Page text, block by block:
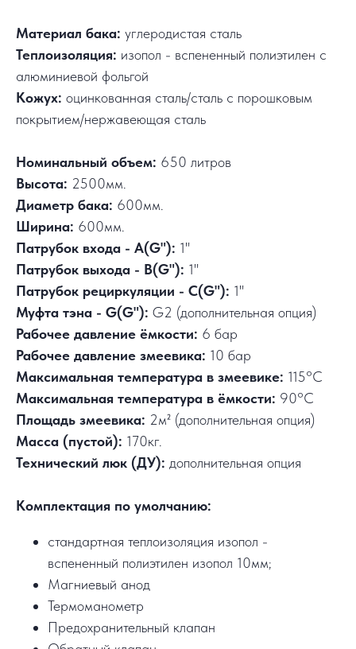
Материал бака: углеродистая сталь
Теплоизоляция: изопол - вспененный полиэтилен с
алюминиевой фольгой
Кожух: оцинкованная сталь/сталь с порошковым
покрытием/нержавеющая сталь
Номинальный объем: 650 литров
Высота: 2500мм.
Диаметр бака: 600мм.
Ширина: 600мм.
Патрубок входа - А(G"): 1"
Патрубок выхода - В(G"): 1"
Патрубок рециркуляции - С(G"): 1"
Муфта тэна - G(G"): G2 (дополнительная опция)
Рабочее давление ёмкости: 6 бар
Рабочее давление змеевика: 10 бар
Максимальная температура в змеевике: 115°C
Максимальная температура в ёмкости: 90°C
Площадь змеевика: 2м² (дополнительная опция)
Масса (пустой): 170кг.
Технический люк (ДУ): дополнительная опция
Комплектация по умолчанию:
стандартная теплоизоляция изопол -
вспененный полиэтилен изопол 10мм;
Магниевый анод
Термоманометр
Предохранительный клапан